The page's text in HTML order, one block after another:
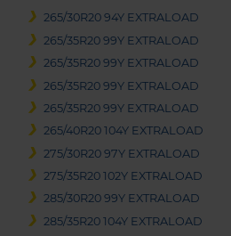
265/30R20 94Y EXTRALOAD
265/35R20 99Y EXTRALOAD
265/35R20 99Y EXTRALOAD
265/35R20 99Y EXTRALOAD
265/35R20 99Y EXTRALOAD
265/40R20 104Y EXTRALOAD
275/30R20 97Y EXTRALOAD
275/35R20 102Y EXTRALOAD
285/30R20 99Y EXTRALOAD
285/35R20 104Y EXTRALOAD